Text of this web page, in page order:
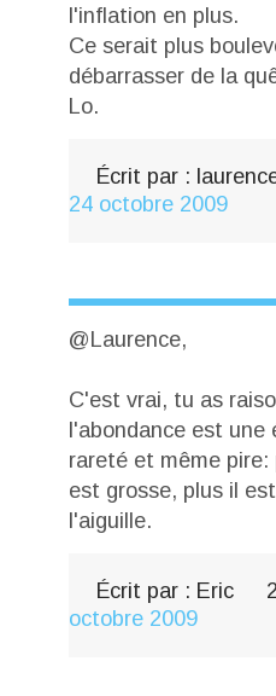
l'inflation en plus.
Ce serait plus
débarrasser de la
Lo.
Écrit par :
24 octobre 2009
@Laurence,
C'est vrai, tu as
l'abondance est une
rareté et même
est grosse, plus il
l'aiguille.
Écrit par : Eric
octobre 2009